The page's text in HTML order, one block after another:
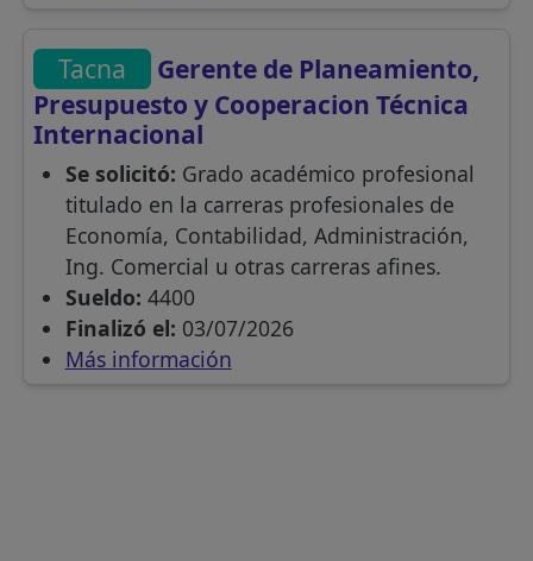
Tacna
Gerente de Planeamiento,
Presupuesto y Cooperacion Técnica
Internacional
Se solicitó: Grado académico profesional
titulado en la carreras profesionales de
Economía, Contabilidad, Administración,
Ing. Comercial u otras carreras afines.
Sueldo: 4400
Finalizó el: 03/07/2026
Más información